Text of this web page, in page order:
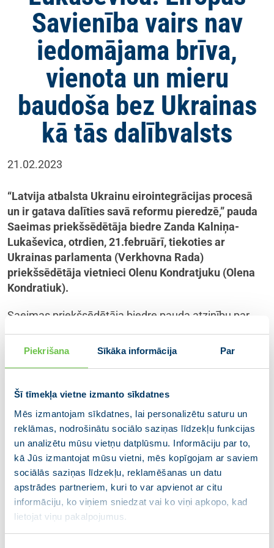
Piekrišana Sīkāka informācija Par
Šī tīmekļa vietne izmanto sīkdatnes
Mēs izmantojam sīkdatnes, lai personalizētu saturu un
reklāmas, nodrošinātu sociālo saziņas līdzekļu funkcijas
un analizētu mūsu vietņu datplūsmu. Informāciju par to,
kā Jūs izmantojat mūsu vietni, mēs kopīgojam ar saviem
sociālās saziņas līdzekļu, reklamēšanas un datu
apstrādes partneriem, kuri to var apvienot ar citu
informāciju, ko viņiem sniedzat vai ko viņi apkopo, kad
lietojat viņu pakalpojumus.
Savienība vairs nav
iedomājama brīva,
vienota un mieru
baudoša bez Ukrainas
kā tās dalībvalsts
21.02.2023
“Latvija atbalsta Ukrainu eirointegrācijas procesā
un ir gatava dalīties savā reformu pieredzē,” pauda
Saeimas priekšsēdētāja biedre Zanda Kalniņa-
Lukaševica, otrdien, 21.februārī, tiekoties ar
Ukrainas parlamenta (Verkhovna Rada)
priekšsēdētāja vietnieci Olenu Kondratjuku (Olena
Kondratiuk).
Saeimas priekšsēdētāja biedre pauda atzinību par
Ukrainas spēju īstenot nepieciešamās reformas.
Ukrainas progress, strādājot pie cīņas pret korupciju,
likumi mediju, tiesu sistēmu un mazākumtautību
jomās, liecina par Ukrainas apņemšanos īstenot
sarežģītas reformas pat Krievijas izvērstā kara
apstākļos, sacīja Z. Kalniņa-Lukaševica.
Saeimas priekšsēdētāja biedre pauda, ka Ukrainas
integrācijai Eiropas Savienībā jānorit bez kavēšanās.
Ukrainas paveiktais ir vislabākais arguments raitai
virzībai. Eirointegrācijas process prasīs pedantisku un